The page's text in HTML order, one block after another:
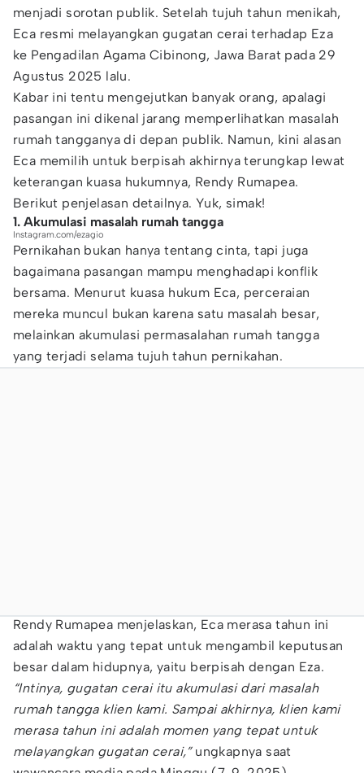
menjadi sorotan publik. Setelah tujuh tahun menikah,
Eca resmi melayangkan gugatan cerai terhadap Eza
ke Pengadilan Agama Cibinong, Jawa Barat pada 29
Agustus 2025 lalu.
Kabar ini tentu mengejutkan banyak orang, apalagi
pasangan ini dikenal jarang memperlihatkan masalah
rumah tangganya di depan publik. Namun, kini alasan
Eca memilih untuk berpisah akhirnya terungkap lewat
keterangan kuasa hukumnya, Rendy Rumapea.
Berikut penjelasan detailnya. Yuk, simak!
1. Akumulasi masalah rumah tangga
Instagram.com/ezagio
Pernikahan bukan hanya tentang cinta, tapi juga
bagaimana pasangan mampu menghadapi konflik
bersama. Menurut kuasa hukum Eca, perceraian
mereka muncul bukan karena satu masalah besar,
melainkan akumulasi permasalahan rumah tangga
yang terjadi selama tujuh tahun pernikahan.
Rendy Rumapea menjelaskan, Eca merasa tahun ini
adalah waktu yang tepat untuk mengambil keputusan
besar dalam hidupnya, yaitu berpisah dengan Eza.
“Intinya, gugatan cerai itu akumulasi dari masalah
rumah tangga klien kami. Sampai akhirnya, klien kami
merasa tahun ini adalah momen yang tepat untuk
melayangkan gugatan cerai,” ungkapnya saat